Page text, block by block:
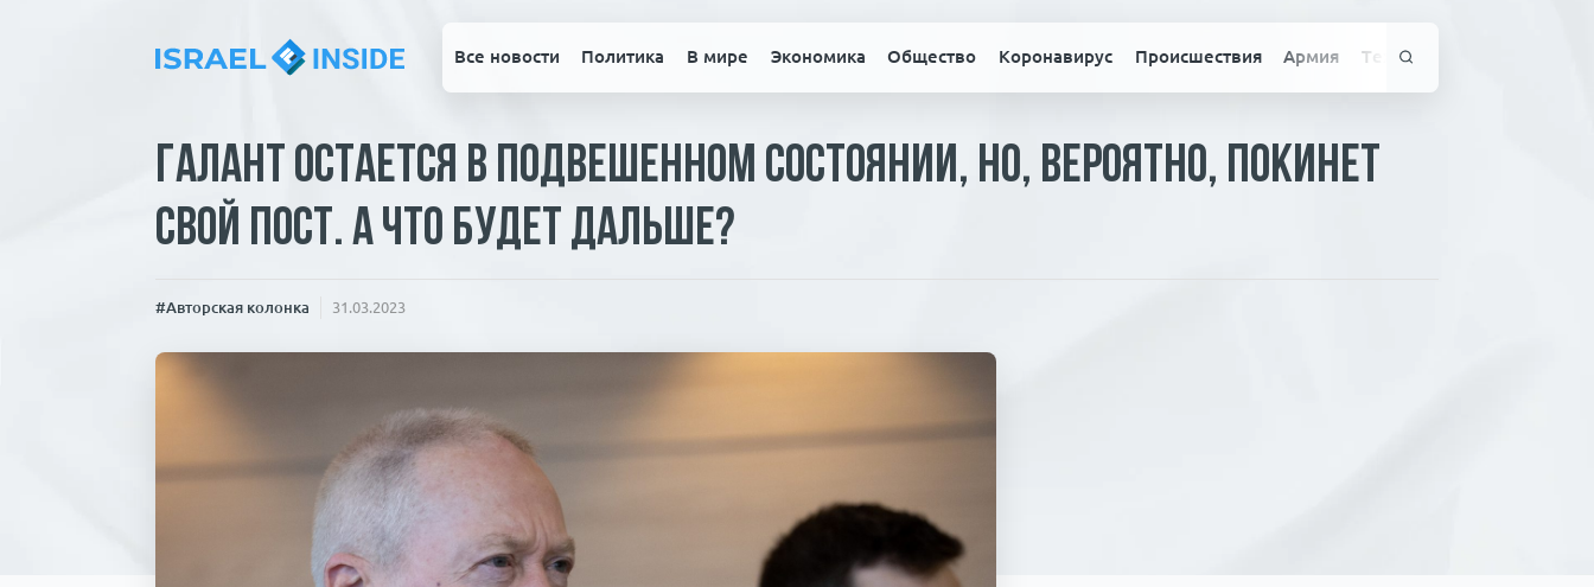
Все новости Политика В мире Экономика Общество Коронавирус Происшествия Армия Технологии
Галант остается в подвешенном состоянии, но, вероятно, покинет
свой пост. А что будет дальше?
#Авторская колонка 31.03.2023